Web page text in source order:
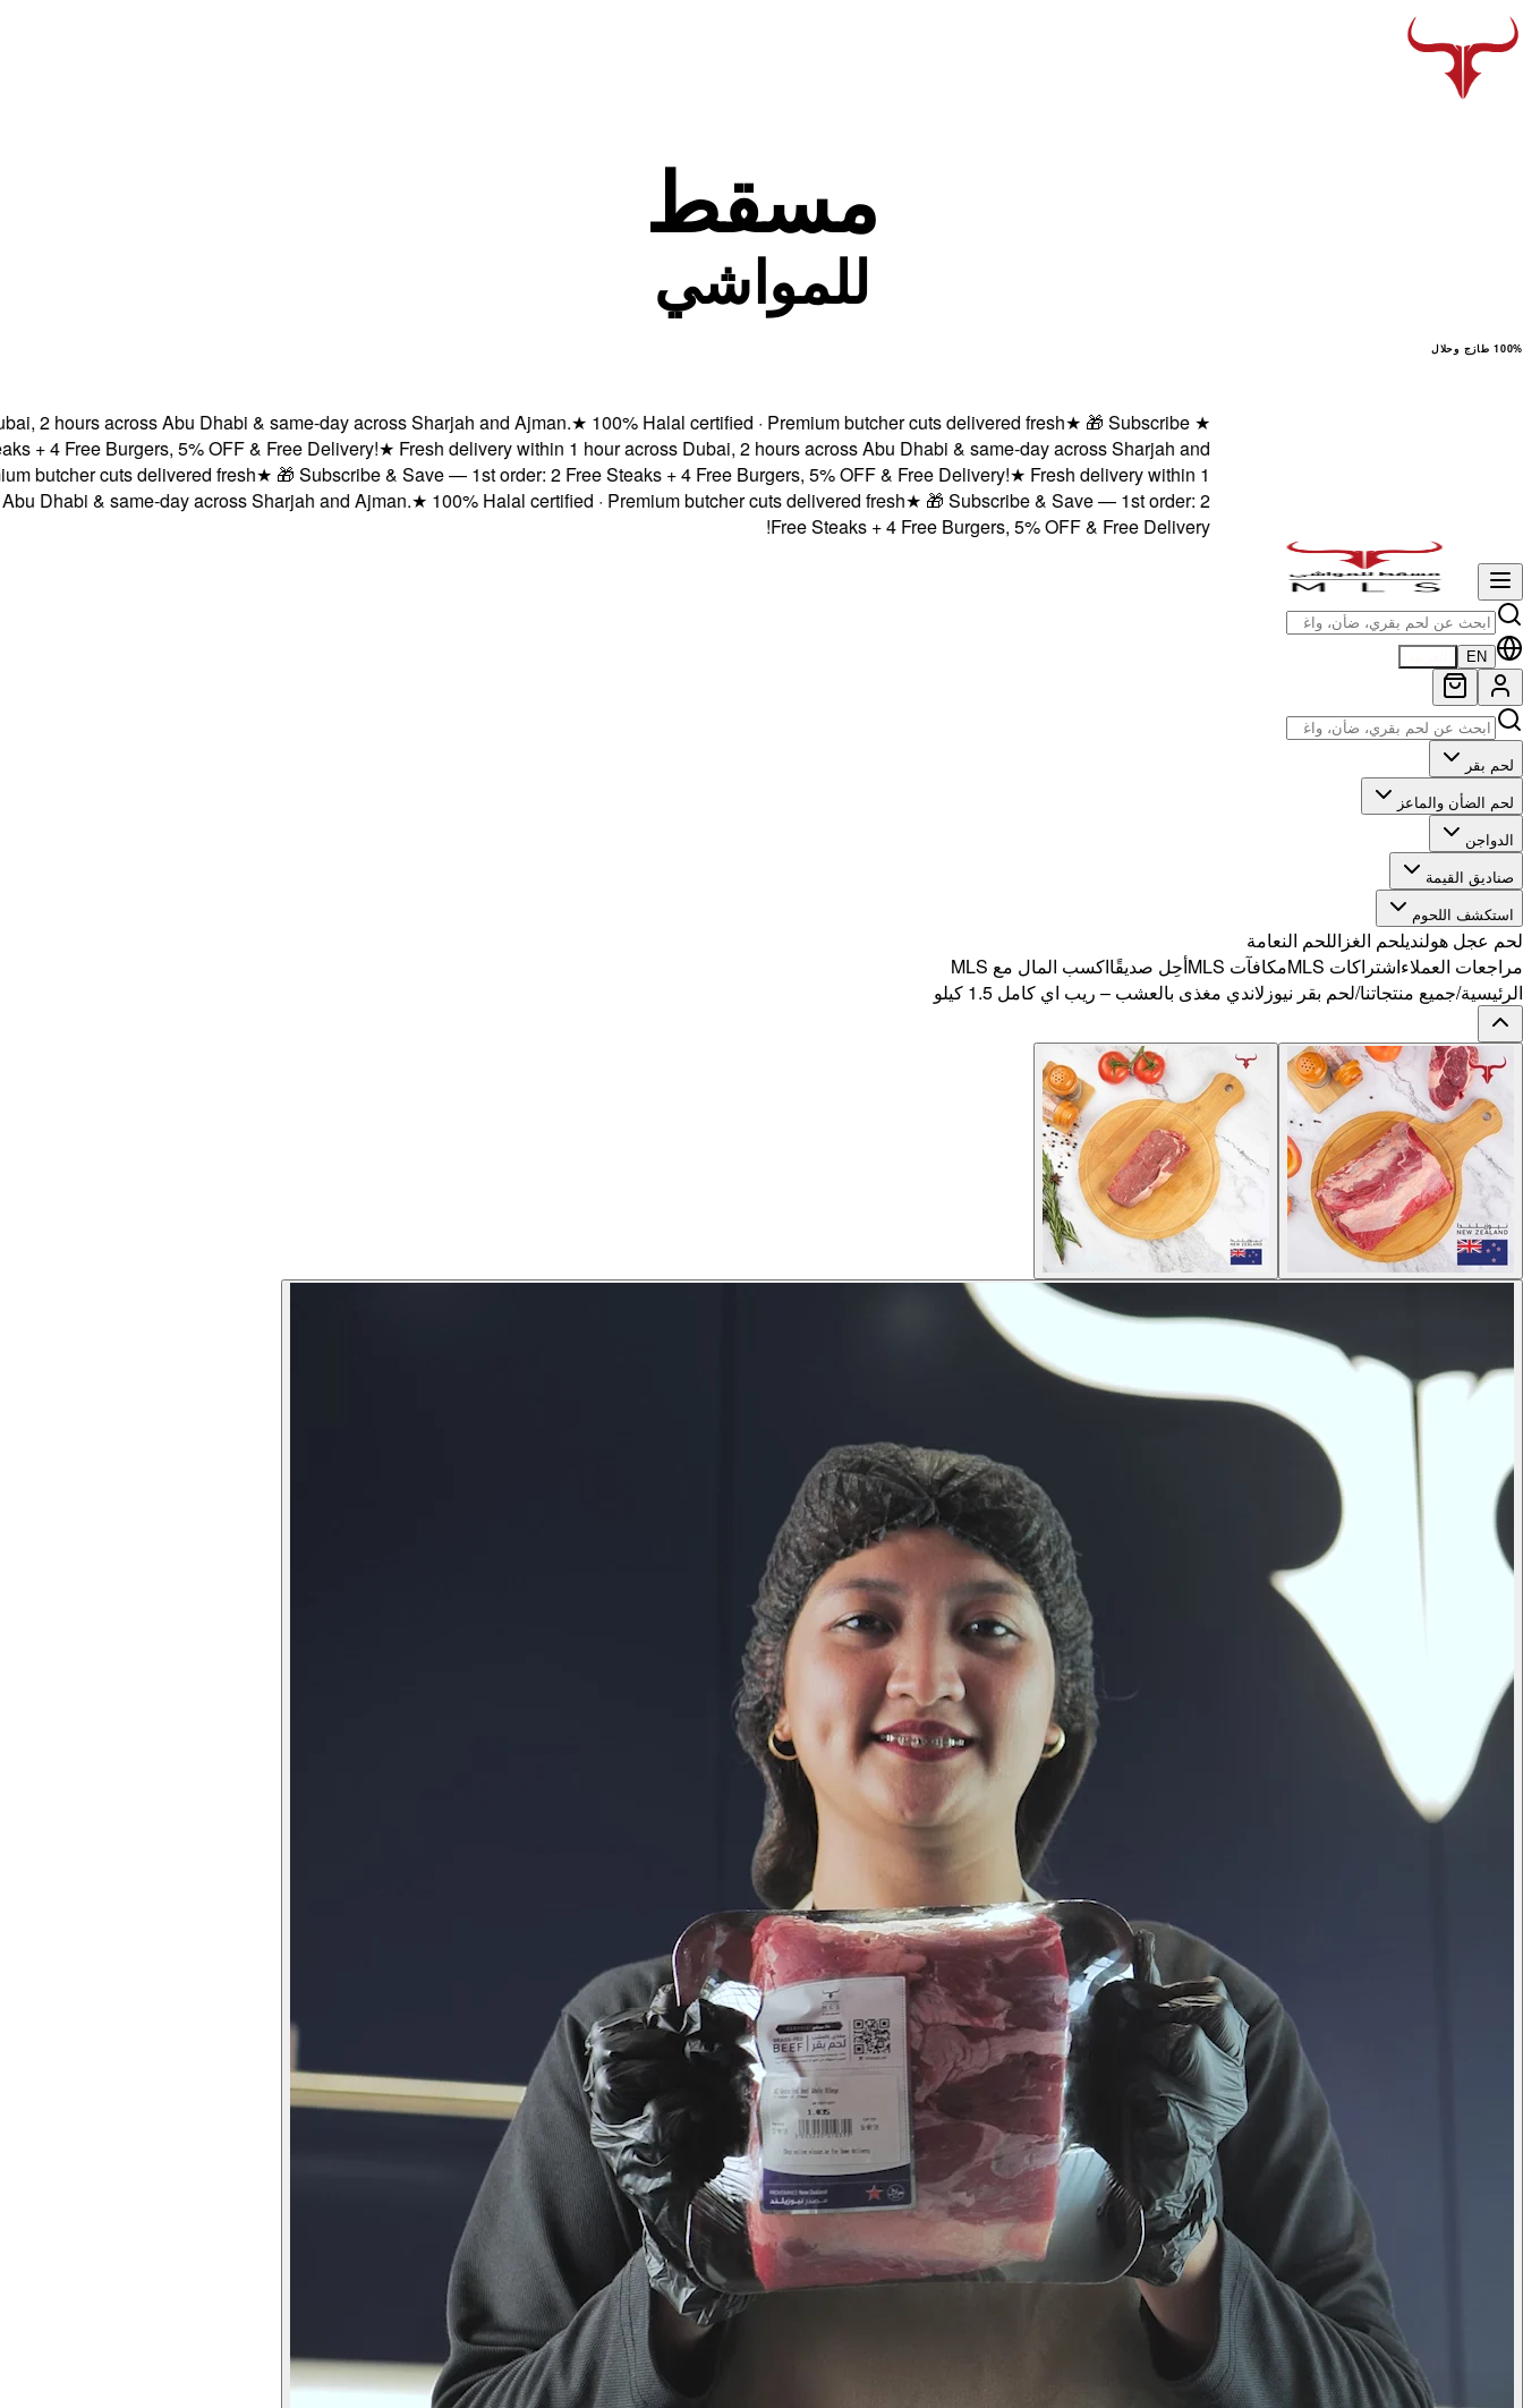
مسقط
للمواشي
100% طازج وحلال
★
hours across Abu Dhabi & same-day across Sharjah and Ajman.★100% Halal certified · Premium butcher cuts delivered fresh ★🎁 Subscribe
Free Burgers, 5% OFF & Free Delivery!★Fresh delivery within 1 hour across Dubai, 2 hours across Abu Dhabi & same-day across Sharjah and
cuts delivered fresh ★🎁 Subscribe & Save — 1st order: 2 Free Steaks + 4 Free Burgers, 5% OFF & Free Delivery!★Fresh delivery within 1
& same-day across Sharjah and Ajman.★100% Halal certified · Premium butcher cuts delivered fresh ★🎁 Subscribe & Save — 1st order: 2
Free Steaks + 4 Free Burgers, 5% OFF & Free Delivery!
EN
لحم بقر
لحم الضأن والماعز
الدواجن
صناديق القيمة
استكشف اللحوم
لحم عجل هولنديلحم الغزاللحم النعامة
مراجعات العملاءاشتراكات MLS مكافآت MLS أحِل صديقًااكسب المال مع MLS
الرئيسية/جميع منتجاتنا/لحم بقر نيوزلاندي مغذى بالعشب – ريب اي كامل 1.5 كيلو